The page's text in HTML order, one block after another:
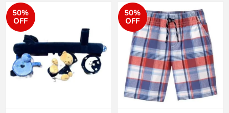
50%
OFF
50%
OFF